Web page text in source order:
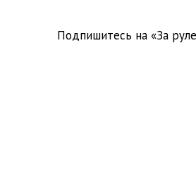
Подпишитесь на «За